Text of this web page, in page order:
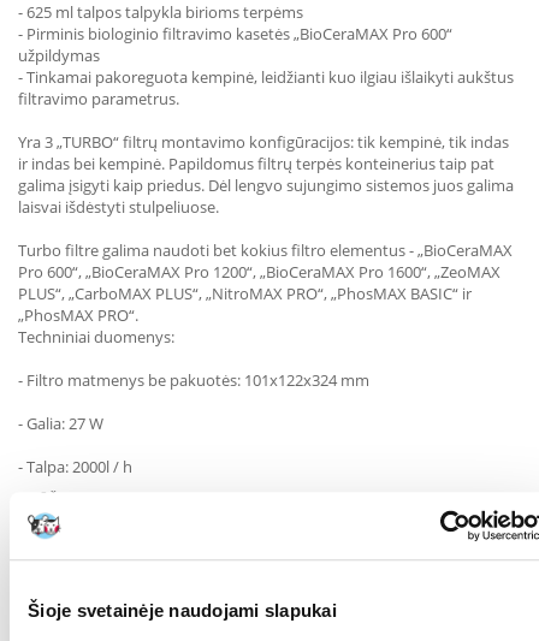
Šioje svetainėje naudojami slapukai
- 625 ml talpos talpykla birioms terpėms
- Pirminis biologinio filtravimo kasetės „BioCeraMAX Pro 600“
užpildymas
- Tinkamai pakoreguota kempinė, leidžianti kuo ilgiau išlaikyti aukštus
filtravimo parametrus.
Yra 3 „TURBO“ filtrų montavimo konfigūracijos: tik kempinė, tik indas
ir indas bei kempinė. Papildomus filtrų terpės konteinerius taip pat
galima įsigyti kaip priedus. Dėl lengvo sujungimo sistemos juos galima
laisvai išdėstyti stulpeliuose.
Turbo filtre galima naudoti bet kokius filtro elementus - „BioCeraMAX
Pro 600“, „BioCeraMAX Pro 1200“, „BioCeraMAX Pro 1600“, „ZeoMAX
PLUS“, „CarboMAX PLUS“, „NitroMAX PRO“, „PhosMAX BASIC“ ir
„PhosMAX PRO“.
Techniniai duomenys:
- Filtro matmenys be pakuotės: 101x122x324 mm
- Galia: 27 W
- Talpa: 2000l / h
RŪŠIS:
Parametrai
GALIA (W):